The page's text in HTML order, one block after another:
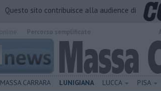
Questo sito contribuisce alla audience di
MASSA CARRARA LUNIGIANA LUCCA PISA